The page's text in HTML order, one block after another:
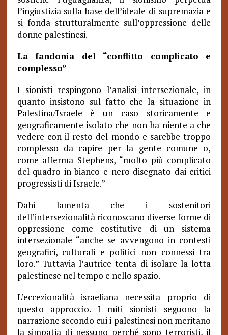
l’ingiustizia sulla base dell’ideale di supremazia e
si fonda strutturalmente sull’oppressione delle
donne palestinesi.
La fandonia del “conflitto complicato e
complesso”
I sionisti respingono l’analisi intersezionale, in
quanto insistono sul fatto che la situazione in
Palestina/Israele è un caso storicamente e
geograficamente isolato che non ha niente a che
vedere con il resto del mondo e sarebbe troppo
complesso da capire per la gente comune o,
come afferma Stephens, “molto più complicato
del quadro in bianco e nero disegnato dai critici
progressisti di Israele.”
Dahi lamenta che i sostenitori
dell’intersezionalità riconoscano diverse forme di
oppressione come costitutive di un sistema
intersezionale “anche se avvengono in contesti
geografici, culturali e politici non connessi tra
loro.” Tuttavia l’autrice tenta di isolare la lotta
palestinese nel tempo e nello spazio.
L’eccezionalità israeliana necessita proprio di
questo approccio. I miti sionisti seguono la
narrazione secondo cui i palestinesi non meritano
la simpatia di nessuno perché sono terroristi, il